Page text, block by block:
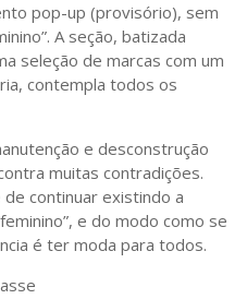
pop-up (provisório), sem
A seção, batizada
seleção de marcas com um
contempla todos os
e desconstrução
muitas contradições.
continuar existindo a
e do modo como se
é ter moda para todos.